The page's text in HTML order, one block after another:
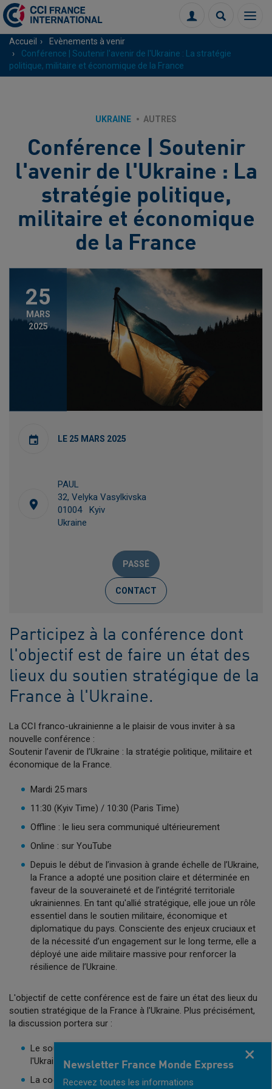
Menu
Connexion
Accueil
Evènements à venir
Conférence | Soutenir l'avenir de l'Ukraine : La stratégie
politique, militaire et économique de la France
UKRAINE AUTRES
Conférence | Soutenir
l'avenir de l'Ukraine : La
stratégie politique,
militaire et économique
de la France
25
MARS
2025
LE 25 MARS 2025
PAUL
32, Velyka Vasylkivska
01004 Kyiv
Ukraine
PASSÉ
CONTACT
Participez à la conférence dont
l'objectif est de faire un état des
lieux du soutien stratégique de la
France à l'Ukraine.
La CCI franco-ukrainienne a le plaisir de vous inviter à sa
nouvelle conférence :
Soutenir l’avenir de l’Ukraine : la stratégie politique, militaire et
économique de la France.
Mardi 25 mars
11:30 (Kyiv Time) / 10:30 (Paris Time)
Offline : le lieu sera communiqué ultérieurement
Online : sur YouTube
Depuis le début de l’invasion à grande échelle de l’Ukraine,
la France a adopté une position claire et déterminée en
faveur de la souveraineté et de l’intégrité territoriale
ukrainiennes. En tant qu'allié stratégique, elle joue un rôle
essentiel dans le soutien militaire, économique et
diplomatique du pays. Consciente des enjeux cruciaux et
de la nécessité d’un engagement sur le long terme, elle a
déployé une aide militaire massive pour renforcer la
résilience de l’Ukraine.
L'objectif de cette conférence est de faire un état des lieux du
soutien stratégique de la France à l'Ukraine. Plus précisément,
la discussion portera sur :
Le soutien politique et diplomatique de la France à
l'Ukraine dans un contexte géopolitique en évolution.
La coopération en matière de sécurité et d’aide militaire,
Newsletter France Monde Express
Recevez toutes les informations